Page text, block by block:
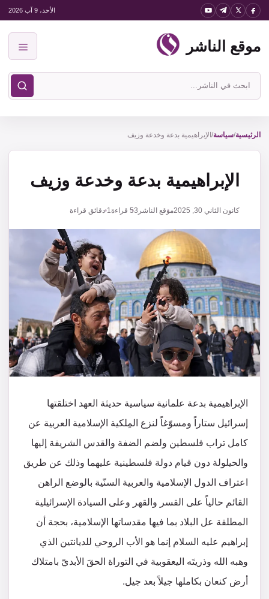
انتقل
المحتوى
الأحد، 9 آب 2026
موقع الناشر
ابحث
في
الناشر
الرئيسية/سياسة/ الإبراهيمية بدعة وخدعة وزيف
الإبراهيمية بدعة وخدعة وزيف
كانون الثاني 30, 2025 موقع الناشر 53 قراءة1 دقائق قراءة
الإبراهيمية بدعة علمانية سياسية حديثة العهد اختلقتها
إسرائيل ستاراً ومسوّغاً لنزع المِلكية الإسلامية العربية عن
كامل تراب فلسطين ولضم الضفة والقدس الشريفة إليها
والحيلولة دون قيام دولة فلسطينية عليهما وذلك عن طريق
اعتراف الدول الإسلامية والعربية السنّية بالوضع الراهن
القائم حالياً على القسر والقهر وعلى السيادة الإسرائيلية
المطلقة عل البلاد بما فيها مقدساتها الإسلامية، بحجة أن
إبراهيم عليه السلام إنما هو الأب الروحي للديانتين الذي
وهبه الله وذريتَه اليعقوبية في التوراة الحقَ الأبديّ بامتلاك
أرض كنعان بكاملها جيلاً بعد جيل.